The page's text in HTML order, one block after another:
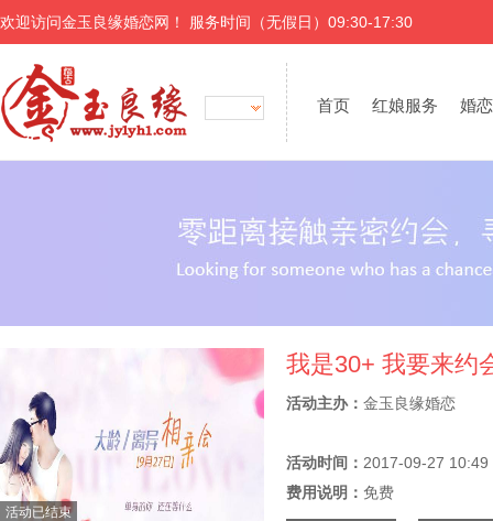
欢迎访问金玉良缘婚恋网！ 服务时间（无假日）09:30-17:30
首页 红娘服务 婚
活动已结束
我是30+ 我要来
活动主办： 金玉良缘婚恋
活动时间： 2017-09-27 10:49
费用说明： 免费